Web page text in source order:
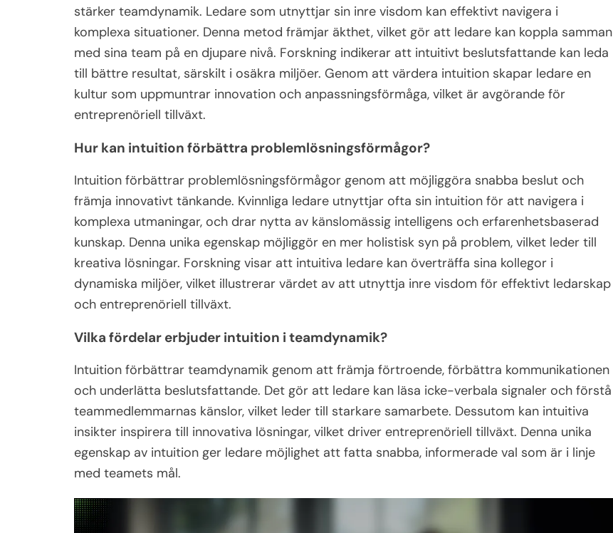
stärker teamdynamik. Ledare som utnyttjar sin inre visdom kan effektivt navigera i
komplexa situationer. Denna metod främjar äkthet, vilket gör att ledare kan koppla samman
med sina team på en djupare nivå. Forskning indikerar att intuitivt beslutsfattande kan leda
till bättre resultat, särskilt i osäkra miljöer. Genom att värdera intuition skapar ledare en
kultur som uppmuntrar innovation och anpassningsförmåga, vilket är avgörande för
entreprenöriell tillväxt.
Hur kan intuition förbättra problemlösningsförmågor?
Intuition förbättrar problemlösningsförmågor genom att möjliggöra snabba beslut och
främja innovativt tänkande. Kvinnliga ledare utnyttjar ofta sin intuition för att navigera i
komplexa utmaningar, och drar nytta av känslomässig intelligens och erfarenhetsbaserad
kunskap. Denna unika egenskap möjliggör en mer holistisk syn på problem, vilket leder till
kreativa lösningar. Forskning visar att intuitiva ledare kan överträffa sina kollegor i
dynamiska miljöer, vilket illustrerar värdet av att utnyttja inre visdom för effektivt ledarskap
och entreprenöriell tillväxt.
Vilka fördelar erbjuder intuition i teamdynamik?
Intuition förbättrar teamdynamik genom att främja förtroende, förbättra kommunikationen
och underlätta beslutsfattande. Det gör att ledare kan läsa icke-verbala signaler och förstå
teammedlemmarnas känslor, vilket leder till starkare samarbete. Dessutom kan intuitiva
insikter inspirera till innovativa lösningar, vilket driver entreprenöriell tillväxt. Denna unika
egenskap av intuition ger ledare möjlighet att fatta snabba, informerade val som är i linje
med teamets mål.